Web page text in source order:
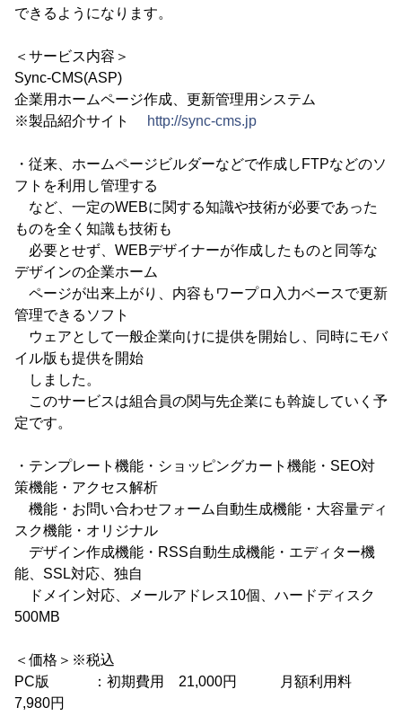
できるようになります。
＜サービス内容＞
Sync-CMS(ASP)
企業用ホームページ作成、更新管理用システム
※製品紹介サイト
http://sync-cms.jp
・従来、ホームページビルダーなどで作成しFTPなどのソ
フトを利用し管理する
など、一定のWEBに関する知識や技術が必要であった
ものを全く知識も技術も
必要とせず、WEBデザイナーが作成したものと同等な
デザインの企業ホーム
ページが出来上がり、内容もワープロ入力ベースで更新
管理できるソフト
ウェアとして一般企業向けに提供を開始し、同時にモバ
イル版も提供を開始
しました。
このサービスは組合員の関与先企業にも斡旋していく予
定です。
・テンプレート機能・ショッピングカート機能・SEO対
策機能・アクセス解析
機能・お問い合わせフォーム自動生成機能・大容量ディ
スク機能・オリジナル
デザイン作成機能・RSS自動生成機能・エディター機
能、SSL対応、独自
ドメイン対応、メールアドレス10個、ハードディスク
500MB
＜価格＞※税込
PC版 ：初期費用 21,000円 月額利用料
7,980円